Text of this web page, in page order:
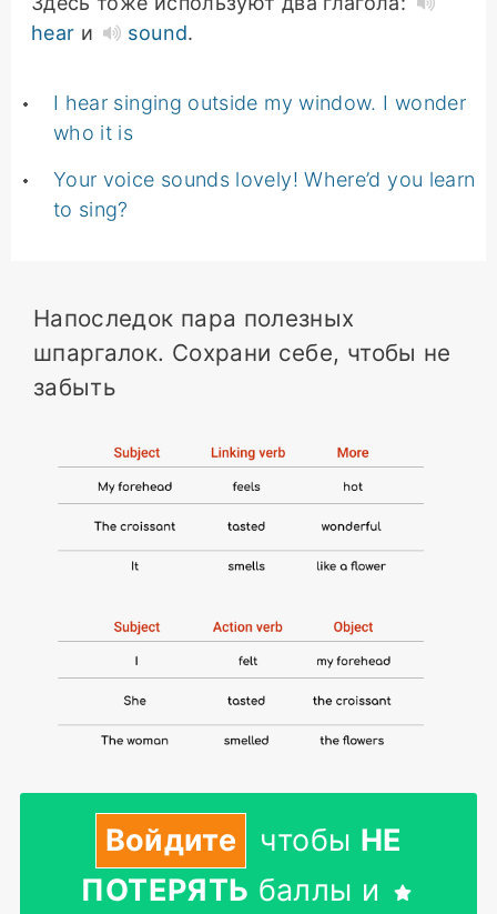
hear и sound.
I hear singing outside my window. I wonder
who it is
Your voice sounds lovely! Where’d you learn
to sing?
Напоследок пара полезных
шпаргалок. Сохрани себе, чтобы не
забыть
Войдите чтобы НЕ
ПОТЕРЯТЬ баллы и